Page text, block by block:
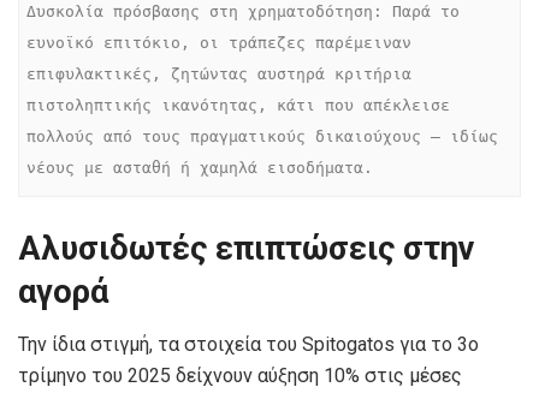
Δυσκολία πρόσβασης στη χρηματοδότηση: Παρά το
ευνοϊκό επιτόκιο, οι τράπεζες παρέμειναν
επιφυλακτικές, ζητώντας αυστηρά κριτήρια
πιστοληπτικής ικανότητας, κάτι που απέκλεισε
πολλούς από τους πραγματικούς δικαιούχους — ιδίως
νέους με ασταθή ή χαμηλά εισοδήματα.
Αλυσιδωτές επιπτώσεις στην
αγορά
Την ίδια στιγμή, τα στοιχεία του Spitogatos για το 3ο
τρίμηνο του 2025 δείχνουν αύξηση 10% στις μέσες